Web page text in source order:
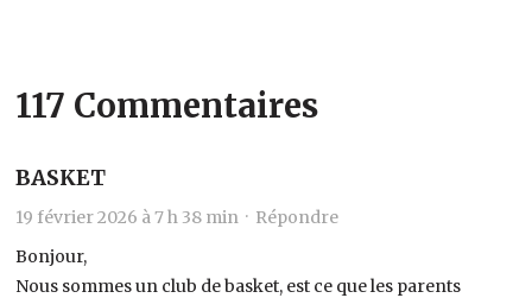
117 Commentaires
BASKET
19 février 2026 à 7 h 38 min · Répondre
Bonjour,
Nous sommes un club de basket, est ce que les parents